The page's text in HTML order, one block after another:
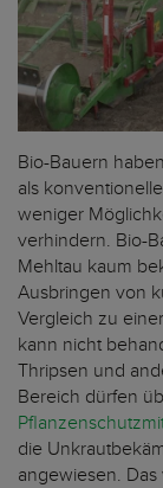
Bio-Bauern
als
weniger
verhindern. Bio-
Mehltau kaum
Ausbringen von
Vergleich zu
kann nicht
Thripsen und
Bereich dürfen
die
angewiesen.